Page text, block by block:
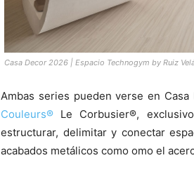
Casa Decor 2026 | Espacio Technogym by Ruiz
Ambas series pueden verse en
Couleurs® Le Corbusier®,
estructurar, delimitar y conectar
acabados metálicos como omo el